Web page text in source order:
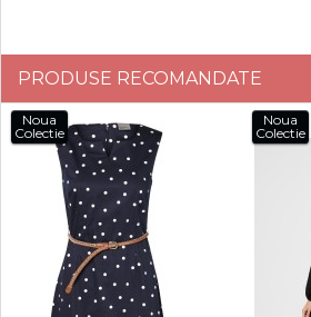
PRODUSE RECOMANDATE
Noua
Colectie
Noua
Colectie